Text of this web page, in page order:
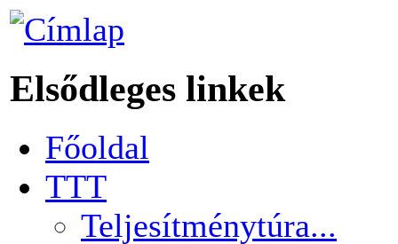
Elsődleges linkek
Főoldal
TTT
Teljesítménytúra...